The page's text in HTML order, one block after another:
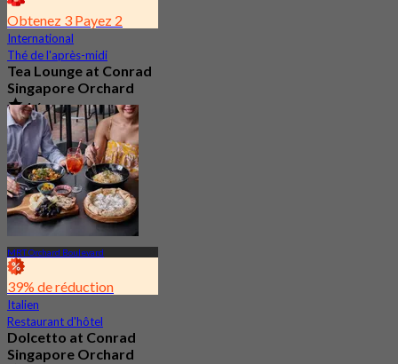
Obtenez 3 Payez 2
International
Thé de l'après-midi
Tea Lounge at Conrad
Singapore Orchard
4.6
623 Réservé
DeS$ 34.2
MRT Orchard Boulevard
39% de réduction
Italien
Restaurant d'hôtel
Dolcetto at Conrad
Singapore Orchard